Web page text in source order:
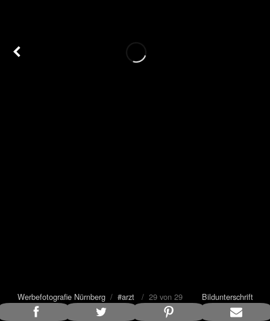
Werbefotografie Nürnberg/ #arzt/ 29 von 29 Bildunterschrift
anzeigen